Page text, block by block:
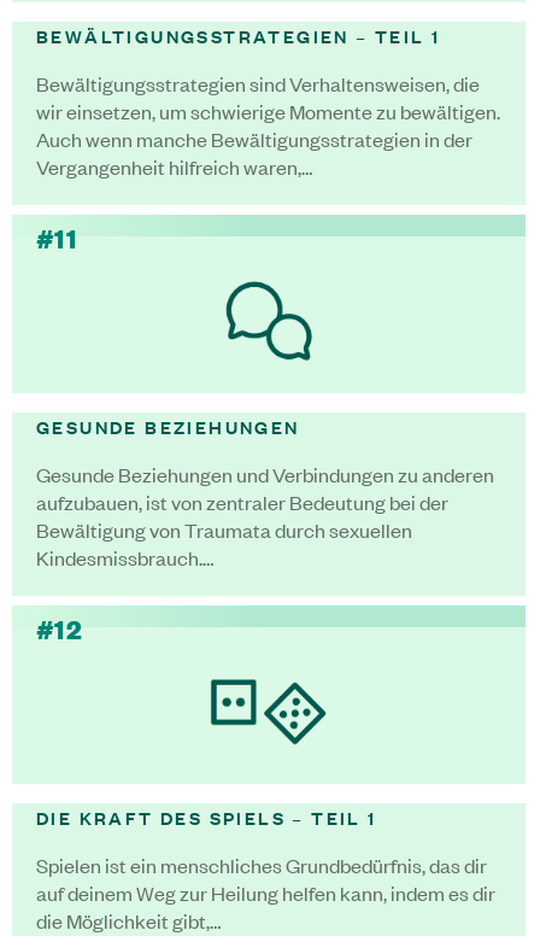
BEWÄLTIGUNGSSTRATEGIEN – TEIL 1
Bewältigungsstrategien sind Verhaltensweisen, die
wir einsetzen, um schwierige Momente zu bewältigen.
Auch wenn manche Bewältigungsstrategien in der
Vergangenheit hilfreich waren,…
#11
GESUNDE BEZIEHUNGEN
Gesunde Beziehungen und Verbindungen zu anderen
aufzubauen, ist von zentraler Bedeutung bei der
Bewältigung von Traumata durch sexuellen
Kindesmissbrauch.…
#12
DIE KRAFT DES SPIELS – TEIL 1
Spielen ist ein menschliches Grundbedürfnis, das dir
auf deinem Weg zur Heilung helfen kann, indem es dir
die Möglichkeit gibt,…